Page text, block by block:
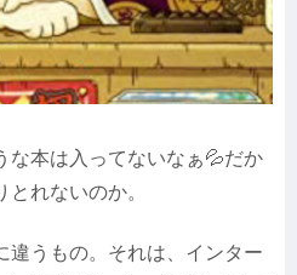
な本は入ってないなぁ💦だか
れないのか。
違うもの。それは、インター